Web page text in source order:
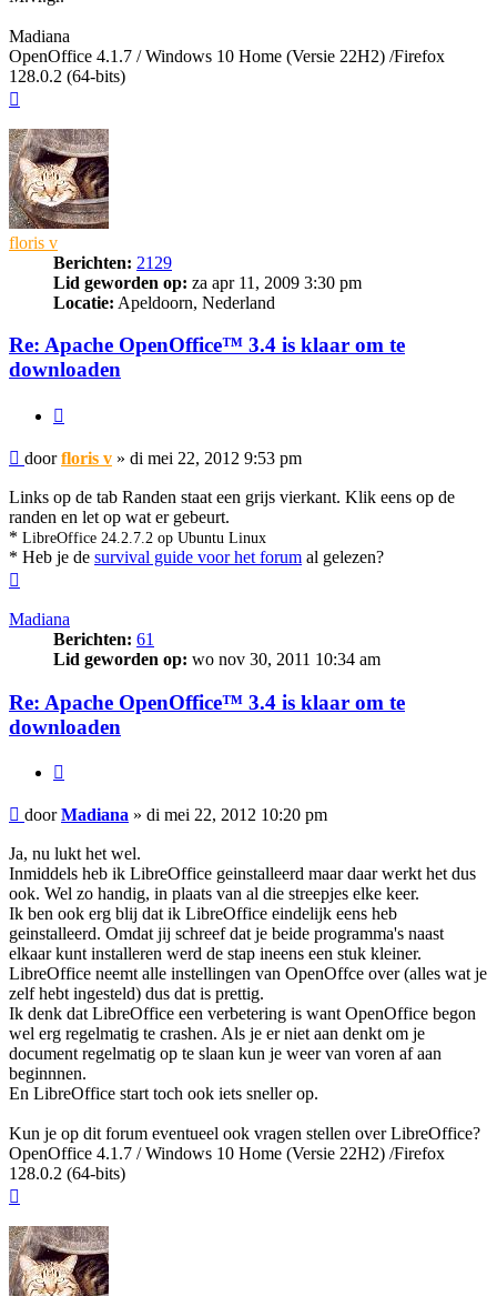
Madiana
OpenOffice 4.1.7 / Windows 10 Home (Versie 22H2) /Firefox
128.0.2 (64-bits)
floris v
Berichten: 2129
Lid geworden op: za apr 11, 2009 3:30 pm
Locatie: Apeldoorn, Nederland
Re: Apache OpenOffice™ 3.4 is klaar om te
downloaden
Bericht
doorfloris v » di mei 22, 2012 9:53 pm
Links op de tab Randen staat een grijs vierkant. Klik eens op de
randen en let op wat er gebeurt.
* LibreOffice 24.2.7.2 op Ubuntu Linux
* Heb je de survival guide voor het forum al gelezen?
Madiana
Berichten: 61
Lid geworden op: wo nov 30, 2011 10:34 am
Re: Apache OpenOffice™ 3.4 is klaar om te
downloaden
Bericht
doorMadiana » di mei 22, 2012 10:20 pm
Ja, nu lukt het wel.
Inmiddels heb ik LibreOffice geinstalleerd maar daar werkt het dus
ook. Wel zo handig, in plaats van al die streepjes elke keer.
Ik ben ook erg blij dat ik LibreOffice eindelijk eens heb
geinstalleerd. Omdat jij schreef dat je beide programma's naast
elkaar kunt installeren werd de stap ineens een stuk kleiner.
LibreOffice neemt alle instellingen van OpenOffce over (alles wat je
zelf hebt ingesteld) dus dat is prettig.
Ik denk dat LibreOffice een verbetering is want OpenOffice begon
wel erg regelmatig te crashen. Als je er niet aan denkt om je
document regelmatig op te slaan kun je weer van voren af aan
beginnnen.
En LibreOffice start toch ook iets sneller op.
Kun je op dit forum eventueel ook vragen stellen over LibreOffice?
OpenOffice 4.1.7 / Windows 10 Home (Versie 22H2) /Firefox
128.0.2 (64-bits)